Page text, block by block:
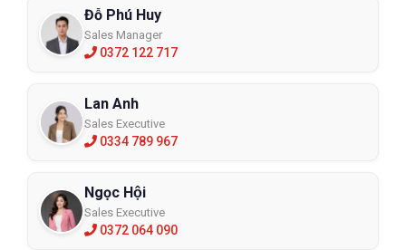
Đỗ Phú Huy
Sales Manager
0372 122 717
Lan Anh
Sales Executive
0334 789 967
Ngọc Hội
Sales Executive
0372 064 090